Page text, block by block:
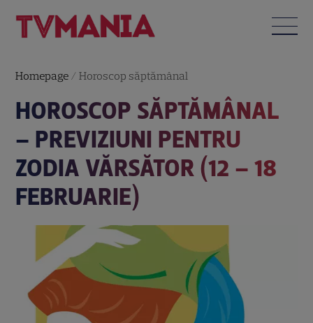
Homepage /Horoscop săptămânal
HOROSCOP SĂPTĂMÂNAL
– PREVIZIUNI PENTRU
ZODIA VĂRSĂTOR (12 – 18
FEBRUARIE)